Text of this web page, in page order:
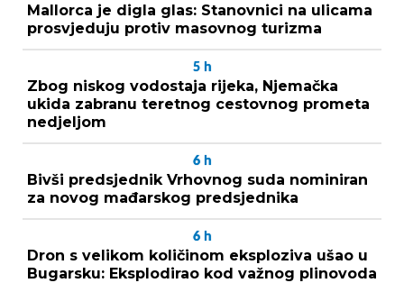
Mallorca je digla glas: Stanovnici na ulicama
prosvjeduju protiv masovnog turizma
5 h
Zbog niskog vodostaja rijeka, Njemačka
ukida zabranu teretnog cestovnog prometa
nedjeljom
6 h
Bivši predsjednik Vrhovnog suda nominiran
za novog mađarskog predsjednika
6 h
Dron s velikom količinom eksploziva ušao u
Bugarsku: Eksplodirao kod važnog plinovoda